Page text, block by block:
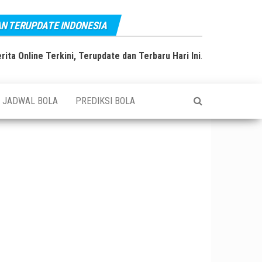
TERUPDATE INDONESIA
Online Terkini, Terupdate dan Terbaru Hari Ini.
JADWAL BOLA PREDIKSI BOLA